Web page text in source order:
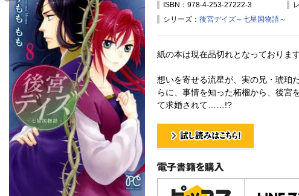
ISBN：978-4-253-27222-3
シリーズ： 後宮デイズ～七星国物語～
紙の本は現在品切れとなっております
想いを寄せる流星が、実の兄・琥珀
らに、事情を知った柘榴から、後宮
て求婚されて……!?
試し読み！
電子書籍で購入